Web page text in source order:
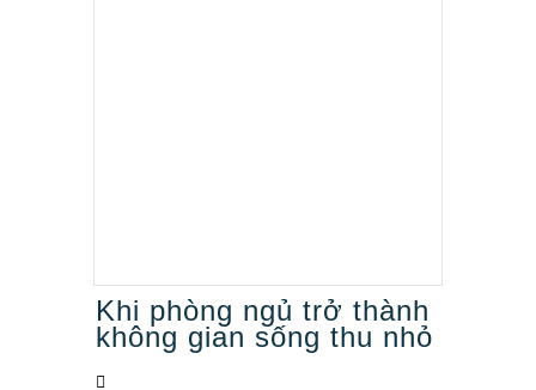
Khi phòng ngủ trở thành
không gian sống thu nhỏ